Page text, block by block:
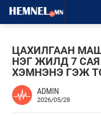
ЦАХИЛГААН
НЭГ ЖИЛД 7
ХЭМНЭНЭ ГЭЖ
ADMIN
2026/05/28